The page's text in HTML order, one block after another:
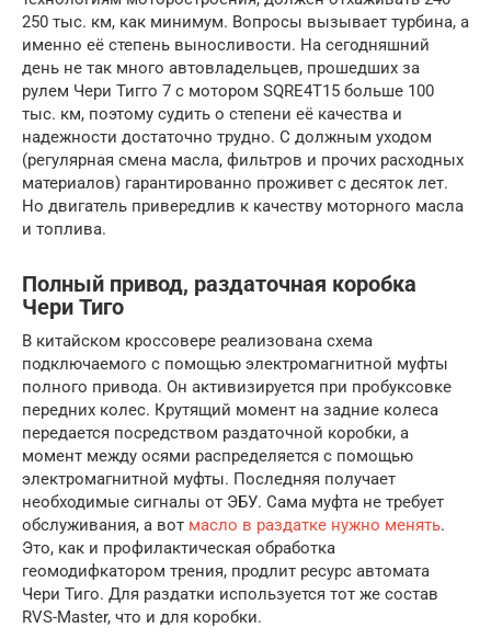
250 тыс. км, как минимум. Вопросы вызывает турбина, а
именно её степень выносливости. На сегодняшний
день не так много автовладельцев, прошедших за
рулем Чери Тигго 7 с мотором SQRE4T15 больше 100
тыс. км, поэтому судить о степени её качества и
надежности достаточно трудно. С должным уходом
(регулярная смена масла, фильтров и прочих расходных
материалов) гарантированно проживет с десяток лет.
Но двигатель привередлив к качеству моторного масла
и топлива.
Полный привод, раздаточная коробка
Чери Тиго
В китайском кроссовере реализована схема
подключаемого с помощью электромагнитной муфты
полного привода. Он активизируется при пробуксовке
передних колес. Крутящий момент на задние колеса
передается посредством раздаточной коробки, а
момент между осями распределяется с помощью
электромагнитной муфты. Последняя получает
необходимые сигналы от ЭБУ. Сама муфта не требует
обслуживания, а вот масло в раздатке нужно менять.
Это, как и профилактическая обработка
геомодифкатором трения, продлит ресурс автомата
Чери Тиго. Для раздатки используется тот же состав
RVS-Master, что и для коробки.